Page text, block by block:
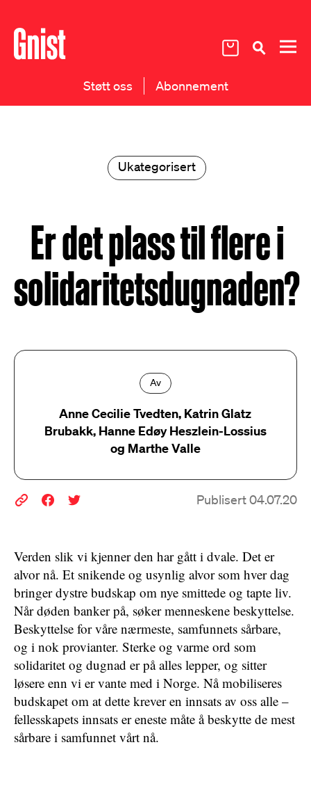
Støtt oss Abonnement
Ukategorisert
Er det plass til flere i
solidaritetsdugnaden?
Av
Anne Cecilie Tvedten, Katrin Glatz
Brubakk, Hanne Edøy Heszlein-Lossius
og Marthe Valle
Publisert 04.07.20
Verden slik vi kjenner den har gått i dvale. Det er
alvor nå. Et snikende og usynlig alvor som hver dag
bringer dystre budskap om nye smittede og tapte liv.
Når døden banker på, søker menneskene beskyttelse.
Beskyttelse for våre nærmeste, samfunnets sårbare,
og i nok provianter. Sterke og varme ord som
solidaritet og dugnad er på alles lepper, og sitter
løsere enn vi er vante med i Norge. Nå mobiliseres
budskapet om at dette krever en innsats av oss alle –
fellesskapets innsats er eneste måte å beskytte de mest
sårbare i samfunnet vårt nå.